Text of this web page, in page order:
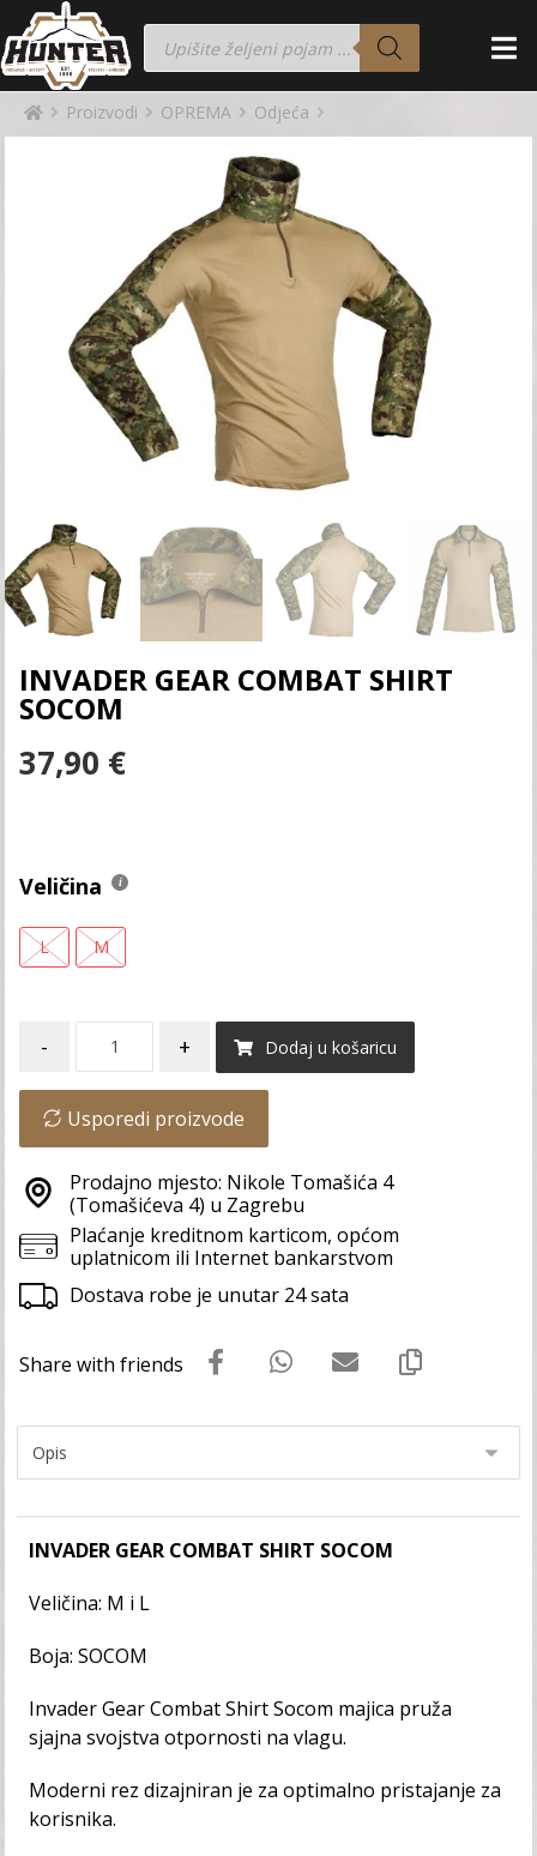
Proizvodi OPREMA Odjeća
INVADER GEAR COMBAT SHIRT
SOCOM
37,90 €
Veličina
L M
- + Dodaj u košaricu
Usporedi proizvode
Prodajno mjesto: Nikole Tomašića 4
(Tomašićeva 4) u Zagrebu
Plaćanje kreditnom karticom, općom
uplatnicom ili Internet bankarstvom
Dostava robe je unutar 24 sata
INVADER GEAR COMBAT SHIRT SOCOM
Veličina: M i L
Boja: SOCOM
Invader Gear Combat Shirt Socom majica pruža
sjajna svojstva otpornosti na vlagu.
Moderni rez dizajniran je za optimalno pristajanje za
korisnika.